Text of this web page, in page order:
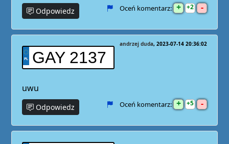
Odpowiedz Oceń komentarz: + 2 -
GAY 2137
andrzej duda 2023-07-14 20:36:02
uwu
Odpowiedz Oceń komentarz: + 5 -